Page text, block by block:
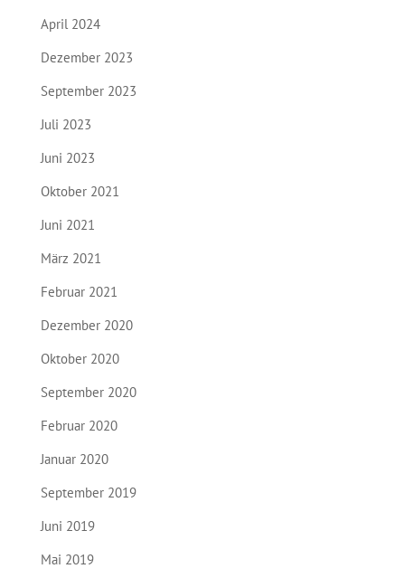
April 2024
Dezember 2023
September 2023
Juli 2023
Juni 2023
Oktober 2021
Juni 2021
März 2021
Februar 2021
Dezember 2020
Oktober 2020
September 2020
Februar 2020
Januar 2020
September 2019
Juni 2019
Mai 2019